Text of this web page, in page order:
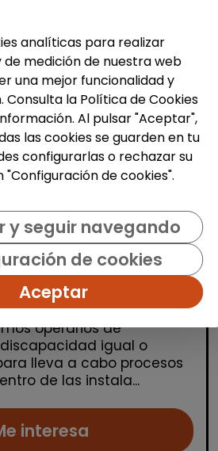
y Compras
y Calidad
producción (alcalá de
PRODUCCIÓN Desde
operarios de
igual o
lleva a cabo procesos
de las instala...
interesa
analíticas para realizar
de medición de nuestra web
una mejor funcionalidad y
Consulta la Política de Cookies
Al pulsar "Aceptar",
las cookies se guarden en tu
configurarlas o rechazar su
"Configuración de cookies".
y seguir navegando
de cookies
Aceptar